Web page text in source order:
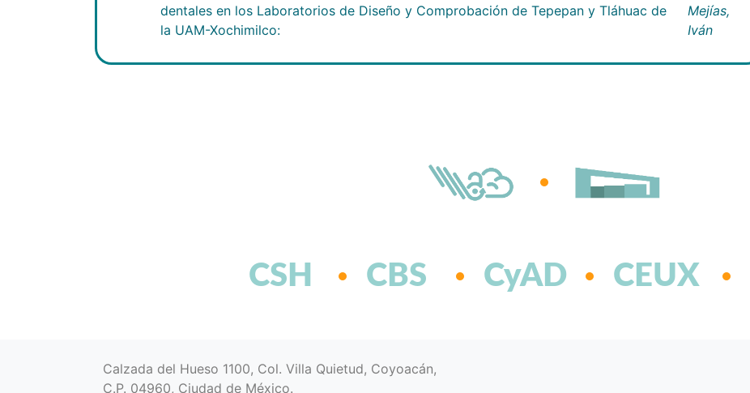
dentales en los Laboratorios de Diseño y Comprobación de Tepepan y Tláhuac de
la UAM-Xochimilco:
Mejías,
Iván
CSH CBS CyAD CEUX
Calzada del Hueso 1100, Col. Villa Quietud, Coyoacán,
C.P. 04960, Ciudad de México.